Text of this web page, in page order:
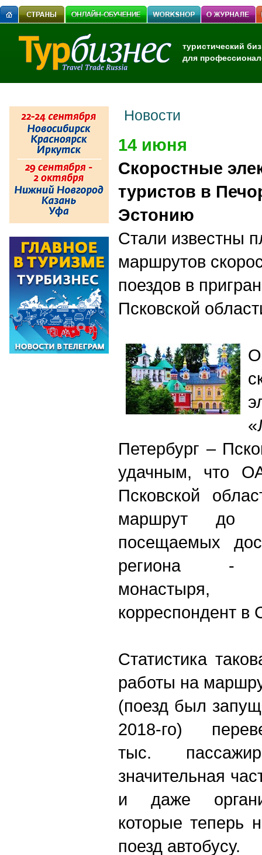
туристический
для
Новости
14 июня
Скоростные
туристов в
Эстонию
Стали известны
маршрутов
поездов в
Псковской
Петербург –
удачным, что
Псковской
маршрут до
посещаемых
региона -
корреспондент в
Статистика
работы на
(поезд был
2018-го)
тыс.
значительная
и даже
которые теперь
поезд автобусу.